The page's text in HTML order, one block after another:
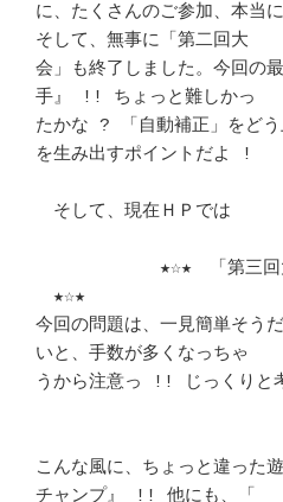
に、たくさんのご参加、本当
そして、無事に「第二回大
会」も終了しました。今回の
手』 !! ちょっと難しかっ
たかな ? 「自動補正」をど
を生み出すポイントだよ !
そして、現在ＨＰでは
★☆★　「第三回大会
★☆★
今回の問題は、一見簡単そう
いと、手数が多くなっちゃ
うから注意っ !! じっくりと
こんな風に、ちょっと違った
チャンプ』 !! 他にも、「